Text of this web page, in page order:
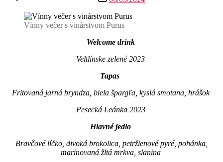
článku
Vínny večer s vinárstvom Purus
Welcome drink
Veltlínske zelené 2023
Tapas
Fritovaná jarná bryndza, biela špargľa, kyslá smotana, hrášok
Pesecká Leánka 2023
Hlavné jedlo
Bravčové líčko, divoká brokolica, petržlenové pyré, pohánka,
marinovaná žltá mrkva, slanina